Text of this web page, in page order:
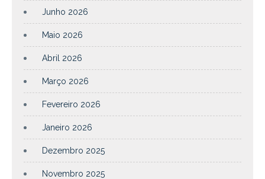
Junho 2026
Maio 2026
Abril 2026
Março 2026
Fevereiro 2026
Janeiro 2026
Dezembro 2025
Novembro 2025